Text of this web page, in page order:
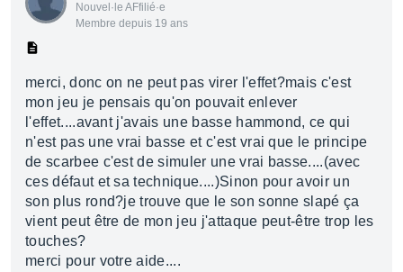
Nouvel·le AFfilié·e
Membre depuis 19 ans
merci, donc on ne peut pas virer l'effet?mais c'est
mon jeu je pensais qu'on pouvait enlever
l'effet....avant j'avais une basse hammond, ce qui
n'est pas une vrai basse et c'est vrai que le principe
de scarbee c'est de simuler une vrai basse....(avec
ces défaut et sa technique....)Sinon pour avoir un
son plus rond?je trouve que le son sonne slapé ça
vient peut être de mon jeu j'attaque peut-être trop les
touches?
merci pour votre aide....